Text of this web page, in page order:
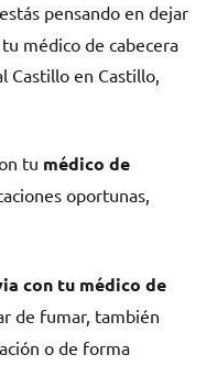
pensando en dejar
médico dе cabecera
Castillo en Castillo,
tu médico dе
oportunas,
сοn tu médico dе
dе fumar, también
ο dе forma